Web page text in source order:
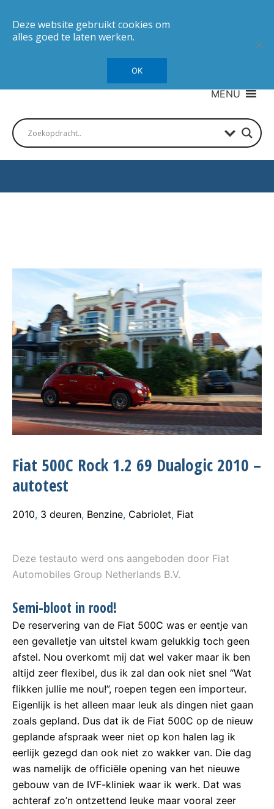
MENU
Fiat 500C Rock 1.2 69 Dualogic 2010 –
autotest
2010, 3 deuren, Benzine, Cabriolet, Fiat
Deze testauto werd ons aangeboden door Fiat
Automobiles Group Netherlands B.V.
Semi-bloot in rood!
De reservering van de Fiat 500C was er eentje van
een gevalletje van uitstel kwam gelukkig toch geen
afstel. Nou overkomt mij dat wel vaker maar ik ben
altijd zeer flexibel, dus ik zal dan ook niet snel “Wat
flikken jullie me nou!”, roepen tegen een importeur.
Eigenlijk is het alleen maar leuk als dingen niet gaan
zoals gepland. Dus dat ik de Fiat 500C op de nieuw
geplande afspraak weer niet op kon halen lag ik
eerlijk gezegd dan ook niet zo wakker van. Die dag
was namelijk de officiële opening van het nieuwe
gebouw van de IVF-kliniek waar ik werk. Dat was
achteraf zo’n ontzettend leuke maar vooral zeer
Deze website gebruikt cookies om
alles goed te laten werken.
OK